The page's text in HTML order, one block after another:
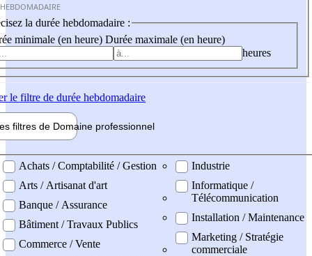
la durée hebdomadaire :
minimale (en heure) Durée maximale (en heure)
heures
le filtre de durée hebdomadaire
filtres de Domaine professionnel
professionel
Achats / Comptabilité / Gestion
Arts / Artisanat d'art
Banque / Assurance
Bâtiment / Travaux Publics
Commerce / Vente
Industrie
Informatique /
Télécommunication
Installation / Maintenance
Marketing / Stratégie
commerciale